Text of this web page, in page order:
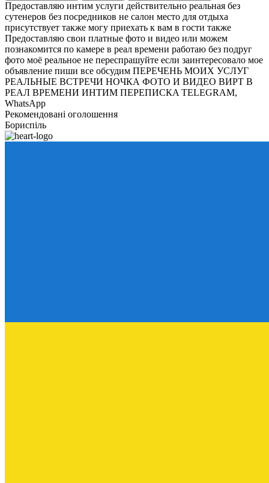
Предоставляю интим услуги действительно реальная без
сутенеров без посредников не салон место для отдыха
присутствует также могу приехать к вам в гости также
Предоставляю свои платные фото и видео или можем
познакомится по камере в реал времени работаю без подруг
фото моё реальное не переспрашуйте если заинтересовало мое
объявление пиши все обсудим ПЕРЕЧЕНЬ МОИХ УСЛУГ
РЕАЛЬНЫЕ ВСТРЕЧИ НОЧКА ФОТО И ВИДЕО ВИРТ В
РЕАЛ ВРЕМЕНИ ИНТИМ ПЕРЕПИСКA TELEGRAM,
WhatsApp
Рекомендовані оголошення
Бориспіль